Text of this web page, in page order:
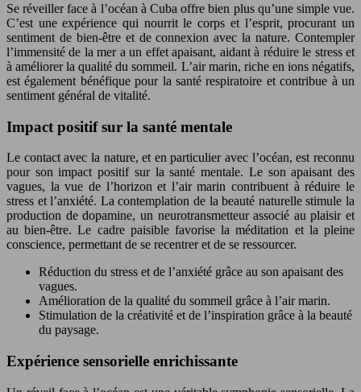
Se réveiller face à l’océan à Cuba offre bien plus qu’une simple vue.
C’est une expérience qui nourrit le corps et l’esprit, procurant un
sentiment de bien-être et de connexion avec la nature. Contempler
l’immensité de la mer a un effet apaisant, aidant à réduire le stress et
à améliorer la qualité du sommeil. L’air marin, riche en ions négatifs,
est également bénéfique pour la santé respiratoire et contribue à un
sentiment général de vitalité.
Impact positif sur la santé mentale
Le contact avec la nature, et en particulier avec l’océan, est reconnu
pour son impact positif sur la santé mentale. Le son apaisant des
vagues, la vue de l’horizon et l’air marin contribuent à réduire le
stress et l’anxiété. La contemplation de la beauté naturelle stimule la
production de dopamine, un neurotransmetteur associé au plaisir et
au bien-être. Le cadre paisible favorise la méditation et la pleine
conscience, permettant de se recentrer et de se ressourcer.
Réduction du stress et de l’anxiété grâce au son apaisant des
vagues.
Amélioration de la qualité du sommeil grâce à l’air marin.
Stimulation de la créativité et de l’inspiration grâce à la beauté
du paysage.
Expérience sensorielle enrichissante